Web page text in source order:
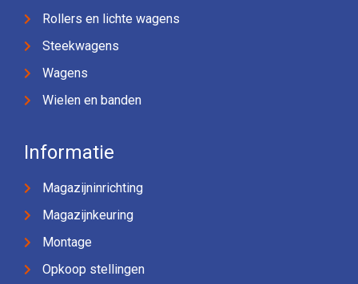
Rollers en lichte wagens
Steekwagens
Wagens
Wielen en banden
Informatie
Magazijninrichting
Magazijnkeuring
Montage
Opkoop stellingen